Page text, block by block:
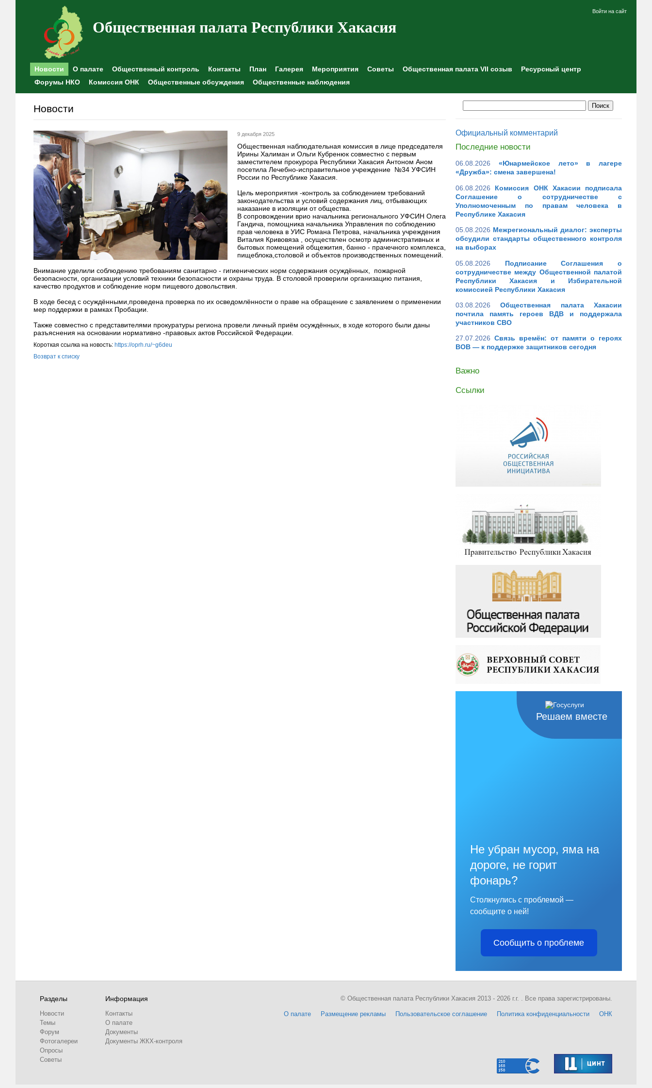
Общественная палата Республики Хакасия
Войти на сайт
Новости О палате Общественный контроль Контакты План Галерея Мероприятия Советы Общественная палата VII созыв
Ресурсный центр
Форумы НКО
Комиссия ОНК Общественные обсуждения Общественные наблюдения
Новости
9 декабря 2025
Общественная наблюдательная комиссия в лице председателя
Ирины Халиман и Ольги Кубренюк совместно с первым
заместителем прокурора Республики Хакасия Антоном Аном
посетила Лечебно-исправительное учреждение №34 УФСИН
России по Республике Хакасия.
Цель мероприятия -контроль за соблюдением требований
законодательства и условий содержания лиц, отбывающих
наказание в изоляции от общества.
В сопровождении врио начальника регионального УФСИН Олега
Гандича, помощника начальника Управления по соблюдению
прав человека в УИС Романа Петрова, начальника учреждения
Виталия Кривовяза , осуществлен осмотр административных и
бытовых помещений общежития, банно - прачечного комплекса,
пищеблока,столовой и объектов производственных помещений.
Внимание уделили соблюдению требованиям санитарно - гигиенических норм содержания осуждённых, пожарной
безопасности, организации условий техники безопасности и охраны труда. В столовой проверили организацию питания,
качество продуктов и соблюдение норм пищевого довольствия.
В ходе бесед с осуждёнными,проведена проверка по их осведомлённости о праве на обращение с заявлением о применении
мер поддержки в рамках Пробации.
Также совместно с представителями прокуратуры региона провели личный приём осуждённых, в ходе которого были даны
разъяснения на основании нормативно -правовых актов Российской Федерации.
Короткая ссылка на новость: https://oprh.ru/~g6deu
Возврат к списку
Официальный комментарий
Последние новости
06.08.2026
«Юнармейское лето» в лагере
«Дружба»: смена завершена!
06.08.2026
Комиссия ОНК Хакасии подписала
Соглашение о сотрудничестве с
Уполномоченным по правам человека в
Республике Хакасия
05.08.2026 Межрегиональный диалог: эксперты
обсудили стандарты общественного контроля
на выборах
05.08.2026
Подписание Соглашения о
сотрудничестве между Общественной палатой
Республики Хакасия и Избирательной
комиссией Республики Хакасия
03.08.2026
Общественная палата Хакасии
почтила память героев ВДВ и поддержала
участников СВО
27.07.2026 Связь времён: от памяти о героях
ВОВ — к поддержке защитников сегодня
Важно
Ссылки
Решаем вместе
Не убран мусор, яма на
дороге, не горит
фонарь?
Столкнулись с проблемой —
сообщите о ней!
Сообщить о проблеме
Разделы
Новости
Темы
Форум
Фотогалереи
Опросы
Советы
Информация
Контакты
О палате
Документы
Документы ЖКХ-контроля
О палате Размещение рекламы Пользовательское соглашение Политика конфиденциальности ОНК
© Общественная палата Республики Хакасия 2013 - 2026 г.г. . Все права зарегистрированы.